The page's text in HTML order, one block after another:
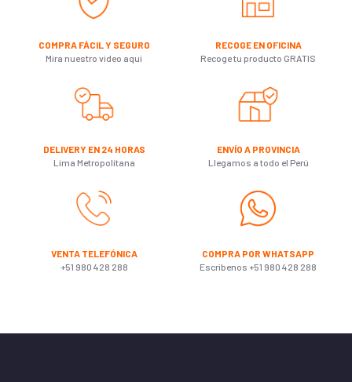
COMPRA FÁCIL Y SEGURO
Mira nuestro video aquí
RECOGE EN OFICINA
Recoge tu producto GRATIS
DELIVERY EN 24 HORAS
Lima Metropolitana
ENVÍO A PROVINCIA
Llegamos a todo el Perú
VENTA TELEFÓNICA
+51 980 428 288
COMPRA POR WHATSAPP
Escribenos +51 980 428 288